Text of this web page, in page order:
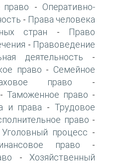
право - Оперативно-
- Права человека
стран -
Право
- Правоведение
деятельность -
право - Семейное
право -
- Таможенное право -
и права -Трудовое
право -
Уголовный процесс -
право -
- Хозяйственный